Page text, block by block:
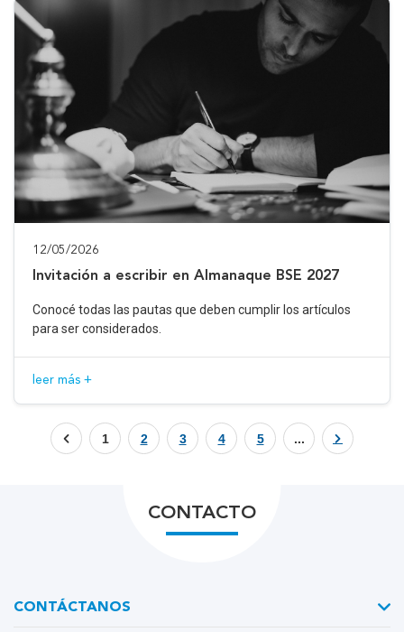
12/05/2026
Invitación a escribir en Almanaque BSE 2027
Conocé todas las pautas que deben cumplir los artículos
para ser considerados.
leer más +
1 2 3 4 5 ...
CONTACTO
CONTÁCTANOS